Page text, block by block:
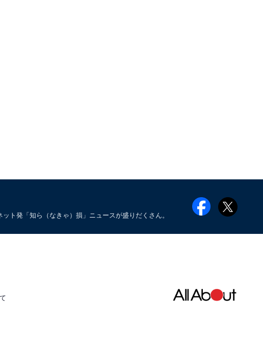
ト発「知ら（なきゃ）損」ニュースが盛りだくさん。